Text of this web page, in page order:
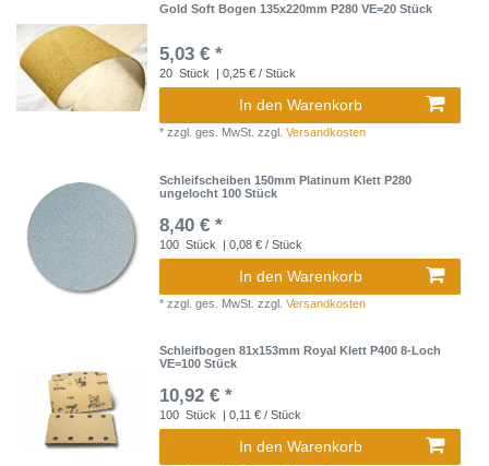
Gold Soft Bogen 135x220mm P280 VE=20 Stück
5,03 € *
20 Stück | 0,25 € / Stück
In den Warenkorb
* zzgl. ges. MwSt. zzgl. Versandkosten
Schleifscheiben 150mm Platinum Klett P280
ungelocht 100 Stück
8,40 € *
100 Stück | 0,08 € / Stück
In den Warenkorb
* zzgl. ges. MwSt. zzgl. Versandkosten
Schleifbogen 81x153mm Royal Klett P400 8-Loch
VE=100 Stück
10,92 € *
100 Stück | 0,11 € / Stück
In den Warenkorb